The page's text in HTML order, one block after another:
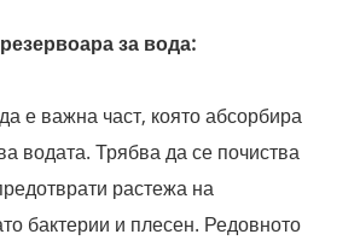
за вода:
е важна част, която абсорбира
водата. Трябва да се почиства
растежа на
бактерии и плесен. Редовното